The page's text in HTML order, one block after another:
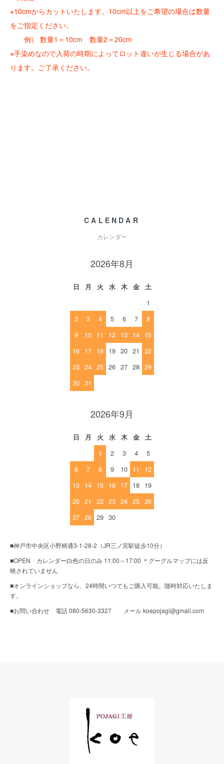
※10cmからカットいたします。10cm以上をご希望の場合は数量
をご指定ください。
例） 数量1＝10cm 数量2＝20cm
※手染めなので入荷の時期によってロット違いが生じる場合があ
ります。ご了承ください。
CALENDAR
カレンダー
2026年8月
日 月 火 水 木 金
土
1
2
3 4 5 6 7
8
9
10 11 12 13 14 15
16 17 18 19 20 21
22
23 24 25 26 27 28 29
30 31
2026年9月
日 月 火 水 木 金
土
1
2 3 4
5
6
7 8 9 10 11
12
13 14 15 16 17 18 19
20 21 22 23 24 25 26
27 28 29 30
■神戸市中央区小野柄通3-1-28-2（JR三ノ宮駅徒歩10分）
■OPEN カレンダー白色の日のみ 11:00～17:00 ＊グーグルマップには反
映されていません
■オンラインショップなら、24時間いつでもご購入可能。随時対応いたしま
す。
■お問い合わせ 電話 080-5630-3327 メール koepojagi@gmail.com